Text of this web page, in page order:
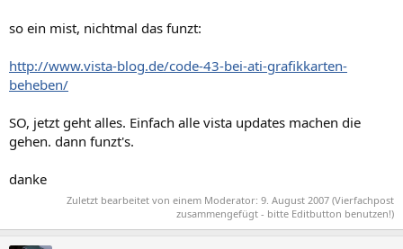
so ein mist, nichtmal das funzt:
http://www.vista-blog.de/code-43-bei-ati-grafikkarten-
beheben/
SO, jetzt geht alles. Einfach alle vista updates machen die
gehen. dann funzt's.
danke
Zuletzt bearbeitet von einem Moderator: 9. August 2007 (Vierfachpost
zusammengefügt - bitte Editbutton benutzen!)